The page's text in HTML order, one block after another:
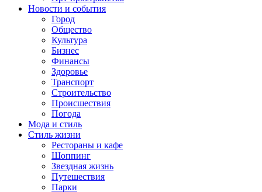
Новости и события
Город
Общество
Культура
Бизнес
Финансы
Здоровье
Транспорт
Строительство
Происшествия
Погода
Мода и стиль
Стиль жизни
Рестораны и кафе
Шоппинг
Звездная жизнь
Путешествия
Парки